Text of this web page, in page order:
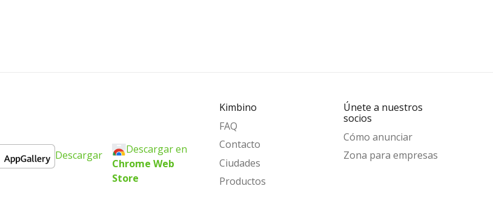
Descargar
Descargar en
Chrome Web
Store
Kimbino
FAQ
Contacto
Ciudades
Productos
Únete a nuestros
socios
Cómo anunciar
Zona para empresas